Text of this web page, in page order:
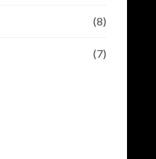
(8)
(7)